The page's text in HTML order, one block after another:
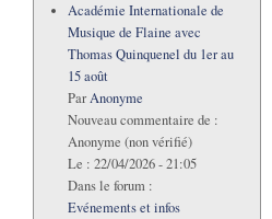
Académie Internationale de
Musique de Flaine avec
Thomas Quinquenel du 1er au
15 août
ParAnonyme
Nouveau commentaire de :
Anonyme (non vérifié)
Le : 22/04/2026 - 21:05
Dans le forum :
Evénements et infos